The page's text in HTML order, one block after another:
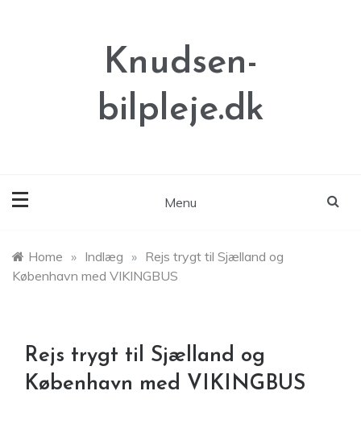
Knudsen-
bilpleje.dk
Menu
Home » Indlæg » Rejs trygt til Sjælland og
København med VIKINGBUS
Rejs trygt til Sjælland og
København med VIKINGBUS